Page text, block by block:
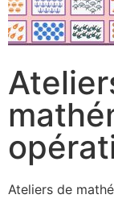
Ateliers de